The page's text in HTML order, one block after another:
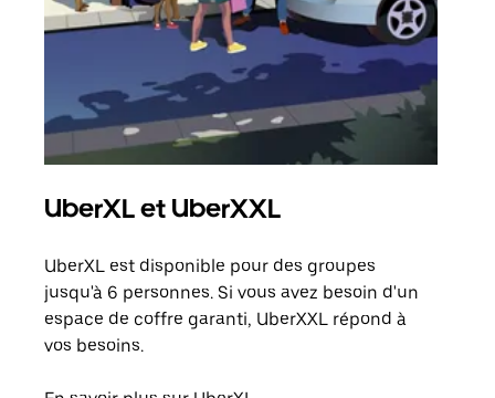
UberXL et UberXXL
UberXL est disponible pour des groupes
jusqu'à 6 personnes. Si vous avez besoin d'un
espace de coffre garanti, UberXXL répond à
vos besoins.